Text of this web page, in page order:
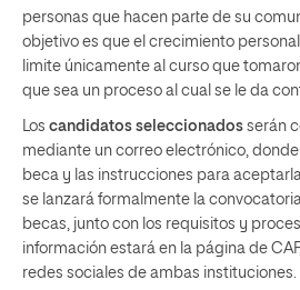
personas que hacen parte de su
objetivo es que el crecimiento
limite únicamente al curso que
que sea un proceso al cual se le da
Los candidatos seleccionados serán
mediante un correo electrónico,
beca y las instrucciones para
se lanzará formalmente la
becas, junto con los requisitos y
información estará en la página de
redes sociales de ambas instituciones.